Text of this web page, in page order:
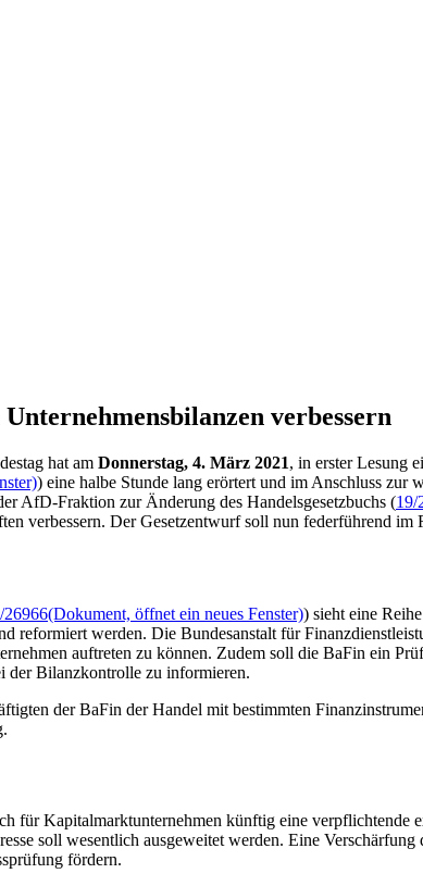
verbessern
hat am Donnerstag, 4. März 2021, in erster Lesung
) eine halbe Stunde lang erörtert und im Anschluss zur
AfD-Fraktion zur Änderung des Handelsgesetzbuchs (19/
verbessern. Der Gesetzentwurf soll nun federführend im
26966(Dokument, öffnet ein neues Fenster)) sieht eine
reformiert werden. Die Bundesanstalt für
auftreten zu können. Zudem soll die BaFin ein
der Bilanzkontrolle zu informieren.
der BaFin der Handel mit bestimmten
für Kapitalmarktunternehmen künftig eine
soll wesentlich ausgeweitet werden. Eine
fördern.